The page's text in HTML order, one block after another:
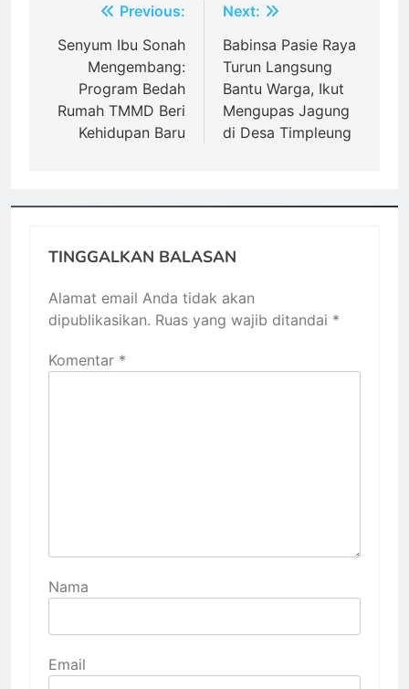
Navigasi
pos
Previous:
Senyum Ibu Sonah
Mengembang:
Program Bedah
Rumah TMMD Beri
Kehidupan Baru
Next:
Babinsa Pasie Raya
Turun Langsung
Bantu Warga, Ikut
Mengupas Jagung
di Desa Timpleung
TINGGALKAN BALASAN
Alamat email Anda tidak akan
dipublikasikan. Ruas yang wajib ditandai *
Komentar *
Nama
Email